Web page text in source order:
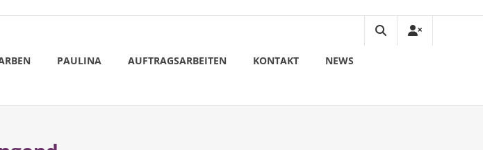
PAULINA AUFTRAGSARBEITEN KONTAKT NEWS